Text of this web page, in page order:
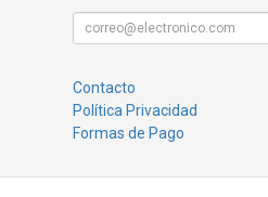
Contacto
Política Privacidad
Formas de Pago